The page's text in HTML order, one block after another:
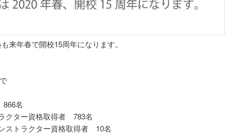
来年春で開校15周年になります。
名
クター資格取得者 783名
ストラクター資格取得者 10名